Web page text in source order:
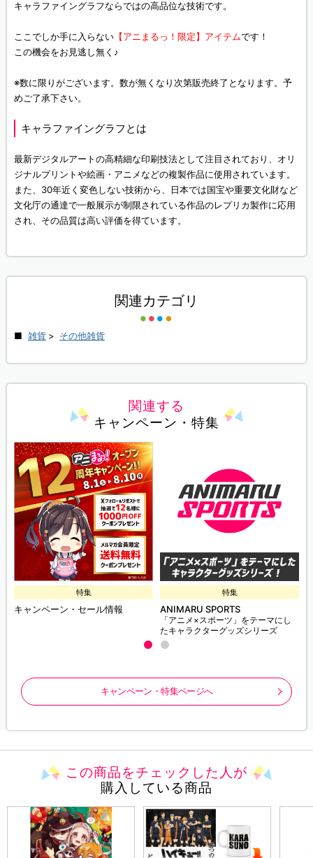
キャラファイングラフならではの高品位な技術です。
ここでしか手に入らない 【アニまるっ！限定】アイテムです！
この機会をお見逃し無く♪
※数に限りがございます。数が無くなり次第販売終了となります。予
めご了承下さい。
キャラファイングラフとは
最新デジタルアートの高精細な印刷技法として注目されており、オリ
ジナルプリントや絵画・アニメなどの複製作品に使用されています。
また、30年近く変色しない技術から、日本では国宝や重要文化財など
文化庁の通達で一般展示が制限されている作品のレプリカ製作に応用
され、その品質は高い評価を得ています。
関連カテゴリ
雑貨 > その他雑貨
関連する
キャンペーン・特集
特集
キャンペーン・セール情報
特集
ANIMARU SPORTS
「アニメ×スポーツ」をテーマにし
たキャラクターグッズシリーズ
キャンペーン・特集ページへ
この商品をチェックした人が
購入している商品